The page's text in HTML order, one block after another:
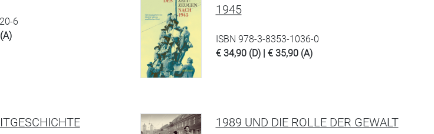
6
1945
ISBN 978-3-8353-1036-0
€ 34,90 (D) | € 35,90 (A)
1989 UND DIE ROLLE DER GEWALT